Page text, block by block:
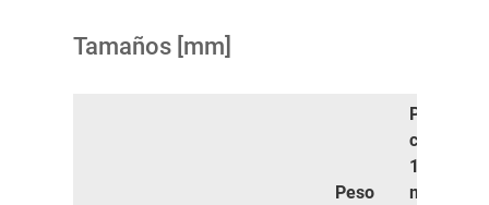
Tamaños [mm]
Peso
Peso
con
100
mm